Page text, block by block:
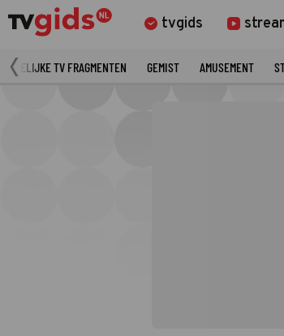
tvgids
TV FRAGMENTEN GEMIST AMUSEMENT